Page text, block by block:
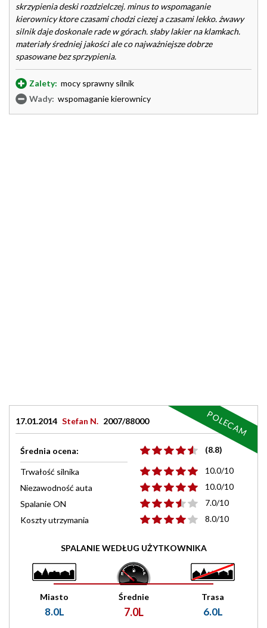
skrzypienia deski rozdzielczej. minus to wspomaganie
kierownicy ktore czasami chodzi ciezej a czasami lekko. żwawy
silnik daje doskonale rade w górach. słaby lakier na klamkach.
materiały średniej jakości ale co najważniejsze dobrze
spasowane bez sprzypienia.
Zalety: mocy sprawny silnik
Wady: wspomaganie kierownicy
17.01.2014 Stefan N. 2007/88000
Średnia ocena: (8.8)
Trwałość silnika
10.0/10
Niezawodność auta
10.0/10
Spalanie ON
7.0/10
Koszty utrzymania
8.0/10
SPALANIE WEDŁUG UŻYTKOWNIKA
Miasto
8.0L
Średnie
7.0L
Trasa
6.0L
POLECAM